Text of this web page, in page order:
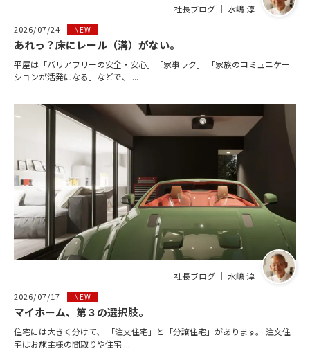
社長ブログ ｜ 水嶋 淳
2026/07/24 NEW
あれっ？床にレール（溝）がない。
平屋は「バリアフリーの安全・安心」「家事ラク」 「家族のコミュニケー
ションが活発になる」などで、 ...
社長ブログ ｜ 水嶋 淳
2026/07/17 NEW
マイホーム、第３の選択肢。
住宅には大きく分けて、 「注文住宅」と「分譲住宅」があります。 注文住
宅はお施主様の間取りや住宅 ...